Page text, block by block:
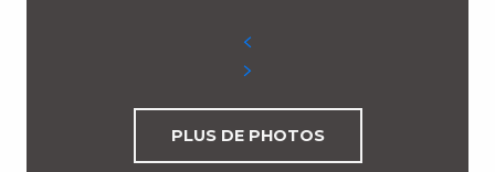
PLUS DE PHOTOS